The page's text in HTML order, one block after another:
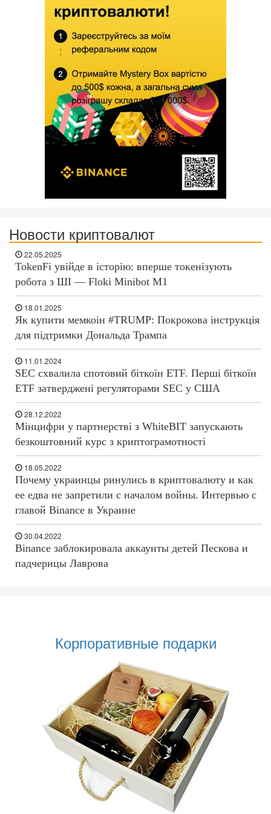
Новости криптовалют
22.05.2025
TokenFi увійде в історію: вперше токенізують
робота з ШІ — Floki Minibot M1
18.01.2025
Як купити мемкоін #TRUMP: Покрокова інструкція
для підтримки Дональда Трампа
11.01.2024
SEC схвалила спотовий біткоїн ETF. Перші біткоїн
ETF затверджені регуляторами SEC у США
28.12.2022
Мінцифри у партнерстві з WhiteBIT запускають
безкоштовний курс з криптограмотності
18.05.2022
Почему украинцы ринулись в криптовалюту и как
ее едва не запретили с началом войны. Интервью с
главой Binance в Украине
30.04.2022
Binance заблокировала аккаунты детей Пескова и
падчерицы Лаврова
Корпоративные подарки